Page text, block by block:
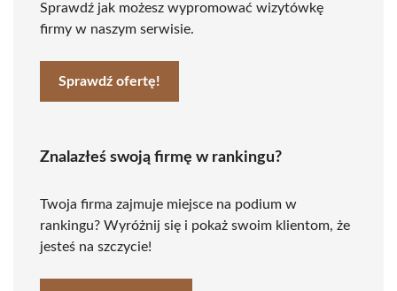
Sprawdź jak możesz wypromować wizytówkę
firmy w naszym serwisie.
Sprawdź ofertę!
Znalazłeś swoją firmę w rankingu?
Twoja firma zajmuje miejsce na podium w
rankingu? Wyróżnij się i pokaż swoim klientom, że
jesteś na szczycie!